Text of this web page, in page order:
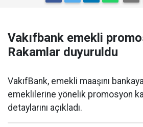
Vakıfbank emekli
Rakamlar duyuruldu
VakıfBank, emekli maaşını
emeklilerine yönelik promosyon
detaylarını açıkladı.